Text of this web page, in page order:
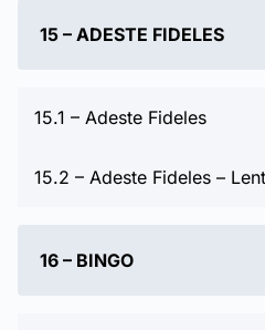
15 – ADESTE FIDELES
15.1 – Adeste Fideles
15.2 – Adeste Fideles –
16 – BINGO